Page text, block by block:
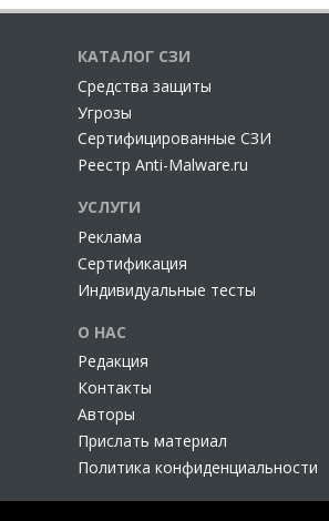
КАТАЛОГ СЗИ
Cредства защиты
Угрозы
Сертифицированные СЗИ
Реестр Anti-Malware.ru
УСЛУГИ
Реклама
Сертификация
Индивидуальные тесты
О НАС
Редакция
Контакты
Авторы
Прислать материал
Политика конфиденциальности